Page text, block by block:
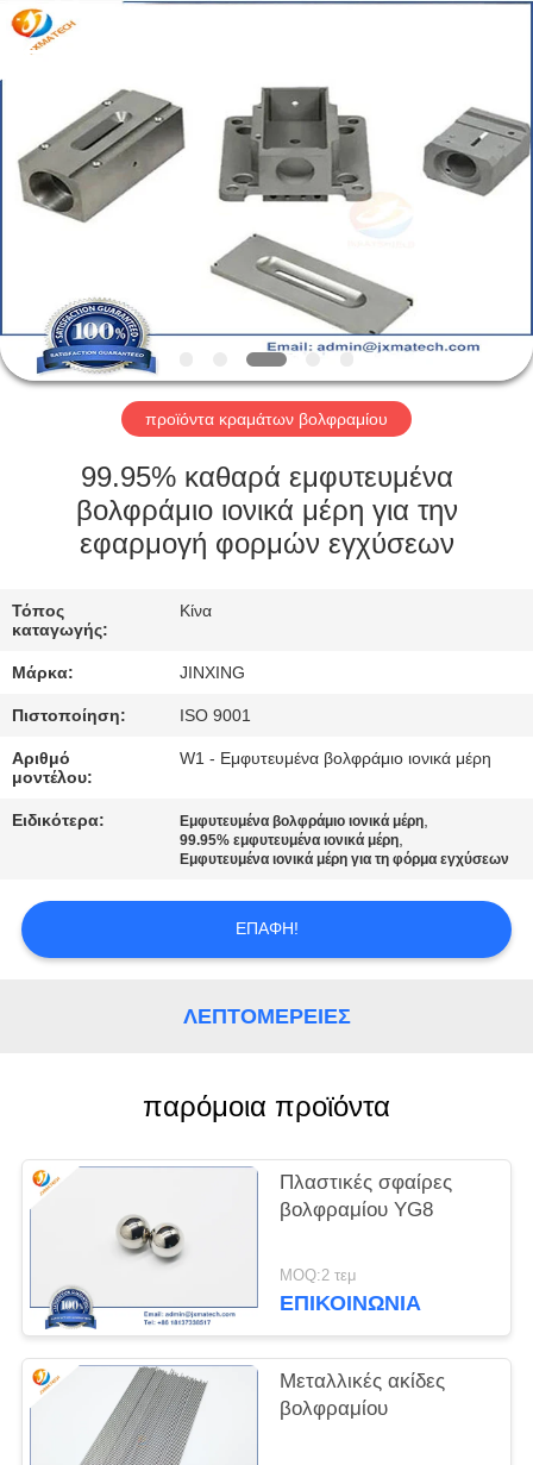
ΣΠΊΤΙ
ΠΡΟΪΌΝΤΑ
ΕΜΕΊΣ
ΓΎΡΟΣ
ΕΡΓΟΣΤΑΣΊΩΝ
ΕΛΆΤΕ
ΕΠΑΦΉ
ΜΕ
ΕΙΔΉΣΕΙΣ
ΠΕΡΙΠΤΏΣΕΙΣ
ΈΝΑ
ΑΠΌΣΠΑΣΜΑ
PRIVACY
POLICY
LTD.
All
Rights
Reserved.
by
προϊόντα κραμάτων βολφραμίου
99.95% καθαρά εμφυτευμένα
βολφράμιο ιονικά μέρη για την
εφαρμογή φορμών εγχύσεων
Τόπος
καταγωγής:
Κίνα
Μάρκα: JINXING
Πιστοποίηση: ISO 9001
Αριθμό
μοντέλου:
W1 - Εμφυτευμένα βολφράμιο ιονικά μέρη
Ειδικότερα: Εμφυτευμένα βολφράμιο ιονικά μέρη,
99.95% εμφυτευμένα ιονικά μέρη,
Εμφυτευμένα ιονικά μέρη για τη φόρμα εγχύσεων
ΕΠΑΦΉ!
ΛΕΠΤΟΜΈΡΕΙΕΣ
παρόμοια προϊόντα
Πλαστικές σφαίρες
βολφραμίου YG8
MOQ:2 τεμ
ΕΠΙΚΟΙΝΩΝΊΑ
Μεταλλικές ακίδες
βολφραμίου